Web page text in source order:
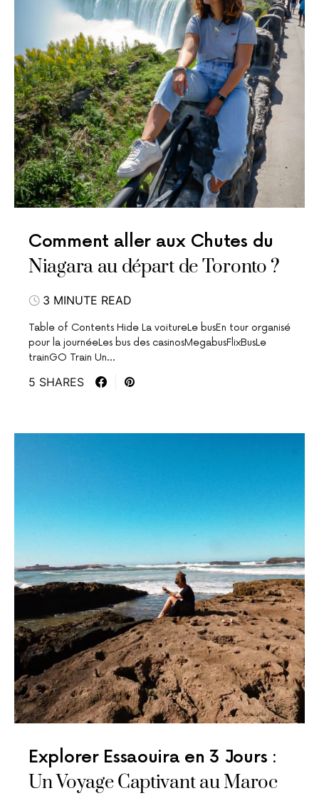
Comment aller aux Chutes du
Niagara au départ de Toronto ?
3 MINUTE READ
Table of Contents Hide La voitureLe busEn tour organisé
pour la journéeLes bus des casinosMegabusFlixBusLe
trainGO Train Un…
5 SHARES
Explorer Essaouira en 3 Jours :
Un Voyage Captivant au Maroc